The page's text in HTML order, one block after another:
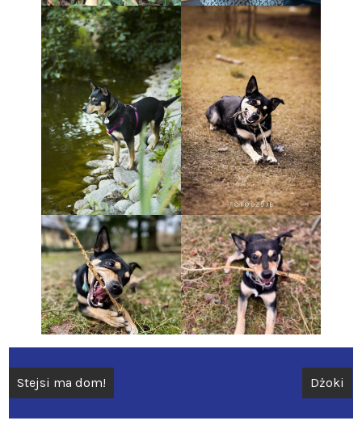
Nawigacja
wpisu
Stejsi ma dom! Dżoki